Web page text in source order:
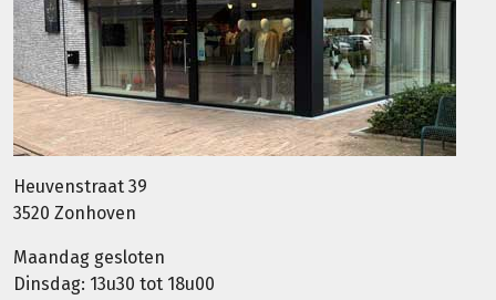
Heuvenstraat 39
3520 Zonhoven
Maandag gesloten
Dinsdag: 13u30 tot 18u00